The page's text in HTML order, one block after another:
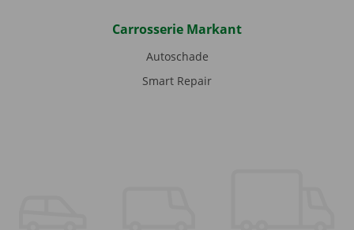
Carrosserie Markant
Autoschade
Smart Repair